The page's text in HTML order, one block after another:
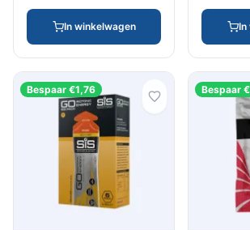
In winkelwagen In
Bespaar €1,76 Bespaar